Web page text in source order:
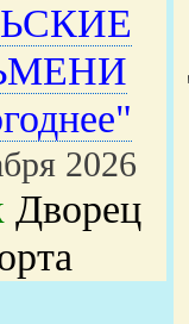
2026
Дворец